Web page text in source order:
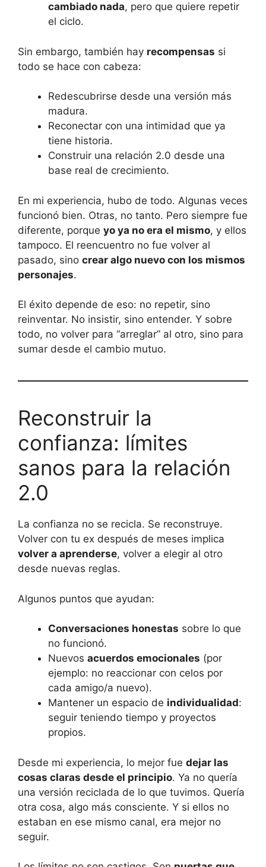
cambiado nada, pero que quiere repetir
el ciclo.
Sin embargo, también hay recompensas si
todo se hace con cabeza:
Redescubrirse desde una versión más
madura.
Reconectar con una intimidad que ya
tiene historia.
Construir una relación 2.0 desde una
base real de crecimiento.
En mi experiencia, hubo de todo. Algunas veces
funcionó bien. Otras, no tanto. Pero siempre fue
diferente, porque yo ya no era el mismo, y ellos
tampoco. El reencuentro no fue volver al
pasado, sino crear algo nuevo con los mismos
personajes.
El éxito depende de eso: no repetir, sino
reinventar. No insistir, sino entender. Y sobre
todo, no volver para “arreglar” al otro, sino para
sumar desde el cambio mutuo.
Reconstruir la
confianza: límites
sanos para la relación
2.0
La confianza no se recicla. Se reconstruye.
Volver con tu ex después de meses implica
volver a aprenderse, volver a elegir al otro
desde nuevas reglas.
Algunos puntos que ayudan:
Conversaciones honestas sobre lo que
no funcionó.
Nuevos acuerdos emocionales (por
ejemplo: no reaccionar con celos por
cada amigo/a nuevo).
Mantener un espacio de individualidad:
seguir teniendo tiempo y proyectos
propios.
Desde mi experiencia, lo mejor fue dejar las
cosas claras desde el principio. Ya no quería
una versión reciclada de lo que tuvimos. Quería
otra cosa, algo más consciente. Y si ellos no
estaban en ese mismo canal, era mejor no
seguir.